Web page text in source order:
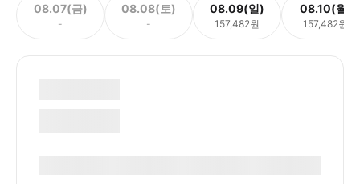
08.07(금)
-
08.08(토)
-
08.09(일)
157,482원
08.10(월)
157,482원